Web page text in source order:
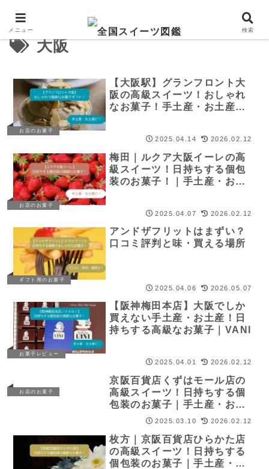
大阪
お店のお菓子
【大阪駅】グランフロント大
阪の高級スイーツ！おしゃれ
なお菓子！手土産・お土産
2025.04.14 2026.02.12
お店のお菓子
梅田｜ルクア大阪イーレの高
級スイーツ！日持ちする個包
装のお菓子！｜手土産・お土
2025.04.07 2026.02.12
ギフト用のお菓子
アンドザフリットはまずい？
口コミ評判と味・買える場所
2025.04.06 2026.05.07
お菓子レビュー
【阪神梅田本店】大阪でしか
買えない手土産・お土産！日
持ちする高級なお菓子｜VANI
2025.04.01 2026.02.12
お店のお菓子
京阪百貨店くずはモール店の
高級スイーツ！日持ちする個
包装のお菓子｜手土産・お土
2025.03.10 2026.02.12
枚方｜京阪百貨店ひらかた店
の高級スイーツ！日持ちする
個包装のお菓子｜手土産・お
メニュー 検索